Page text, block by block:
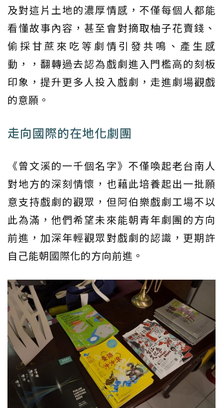
及對這片土地的濃厚情感，不僅每個人都能
看懂故事內容，甚至會對摘取柚子花賣錢、
偷採甘蔗來吃等劇情引發共鳴、產生感
動，，翻轉過去認為戲劇進入門檻高的刻板
印象，提升更多人投入戲劇，走進劇場觀戲
的意願。
走向國際的在地化劇團
《曾文溪的一千個名字》不僅喚起老台南人
對地方的深刻情懷，也藉此培養起出一批願
意支持戲劇的觀眾，但阿伯樂戲劇工場不以
此為滿，他們希望未來能朝青年劇團的方向
前進，加深年輕觀眾對戲劇的認識，更期許
自己能朝國際化的方向前進。